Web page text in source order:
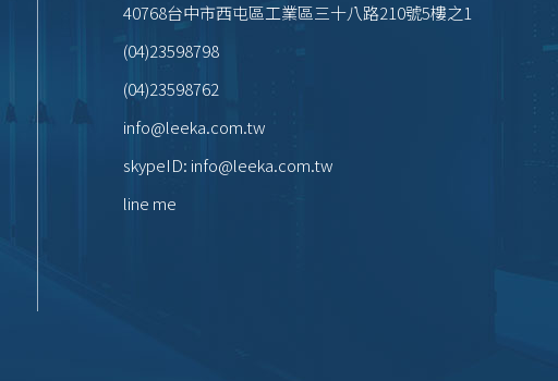
40768台中市西屯區工業區三十八路210號5樓之1
(04)23598798
(04)23598762
info@leeka.com.tw
skypeID: info@leeka.com.tw
line me